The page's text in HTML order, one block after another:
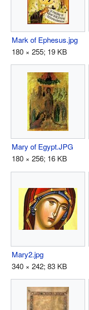
Mark of Ephesus.jpg
180 × 255; 19 KB
Mary of Egypt.JPG
180 × 256; 16 KB
Mary2.jpg
340 × 242; 83 KB